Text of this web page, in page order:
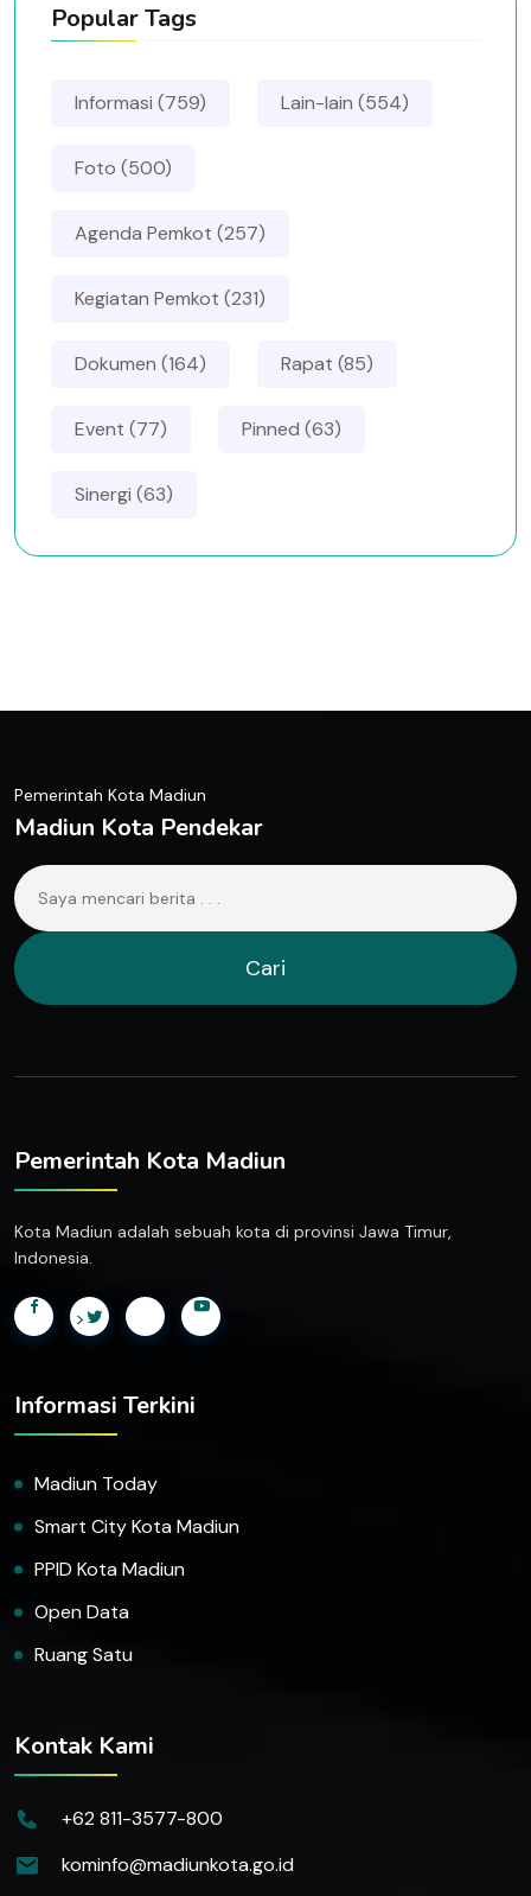
Popular Tags
Informasi (759) Lain-lain (554)
Foto (500)
Agenda Pemkot (257)
Kegiatan Pemkot (231)
Dokumen (164) Rapat (85)
Event (77) Pinned (63)
Sinergi (63)
Pemerintah Kota Madiun
Madiun Kota Pendekar
Cari
Pemerintah Kota Madiun
Kota Madiun adalah sebuah kota di provinsi Jawa Timur,
Indonesia.
>
Informasi Terkini
Madiun Today
Smart City Kota Madiun
PPID Kota Madiun
Open Data
Ruang Satu
Kontak Kami
+62 811-3577-800
kominfo@madiunkota.go.id